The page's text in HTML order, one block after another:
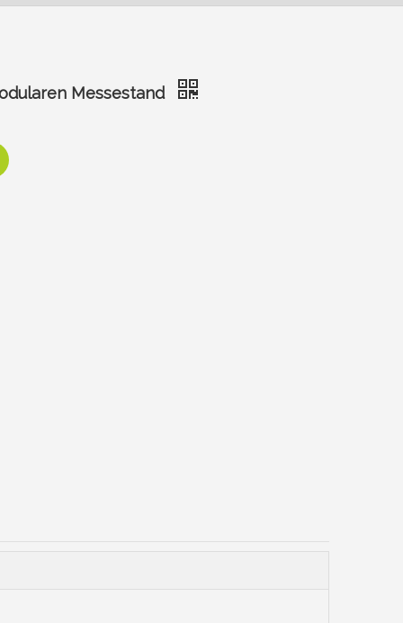
English
Messestand